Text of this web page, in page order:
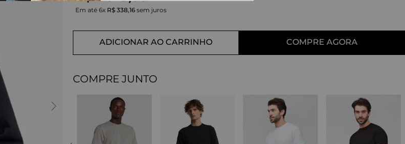
Em até 6x R$ 338,16 sem juros
ADICIONAR AO CARRINHO COMPRE AGORA
COMPRE JUNTO